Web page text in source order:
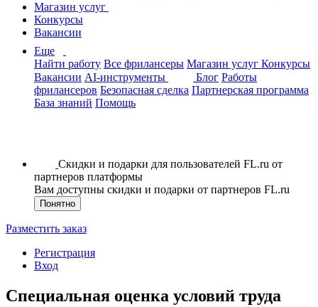
Магазин услуг
Конкурсы
Вакансии
Еще
Найти работу Все фрилансеры Магазин услуг Конкурсы
Вакансии AI-инструменты Блог Работы
фрилансеров Безопасная сделка Партнерская программа
База знаний Помощь
Скидки и подарки для пользователей FL.ru от
партнеров платформы
Вам доступны скидки и подарки от партнеров FL.ru
Понятно
Разместить заказ
Регистрация
Вход
Специальная оценка условий труда